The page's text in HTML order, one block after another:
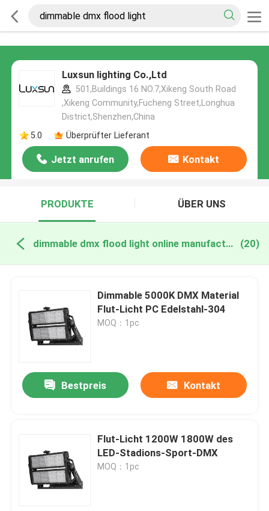
Luxsun lighting Co.,Ltd
501,Buildings 16 NO.7,Xikeng South Road
,Xikeng Community,Fucheng Street,Longhua
District,Shenzhen,China
5.0
Überprüfter Lieferant
Jetzt anrufen Kontakt
PRODUKTE ÜBER UNS
dimmable dmx flood light online manufacture (20)
Dimmable 5000K DMX Material
Flut-Licht PC Edelstahl-304
MOQ：1pc
Bestpreis Kontakt
Flut-Licht 1200W 1800W des
LED-Stadions-Sport-DMX
MOQ：1pc